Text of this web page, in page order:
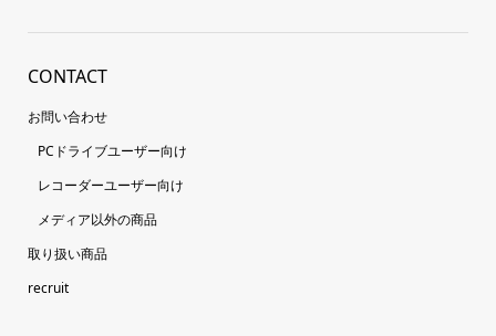
CONTACT
お問い合わせ
PCドライブユーザー向け
レコーダーユーザー向け
メディア以外の商品
取り扱い商品
recruit